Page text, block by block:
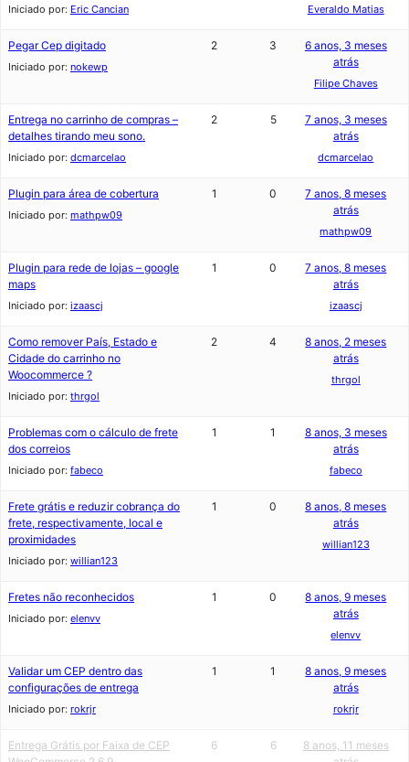
Iniciado por: Eric Cancian Everaldo Matias
Pegar Cep digitado
Iniciado por: nokewp
2 3
6 anos, 3 meses
atrás
Filipe Chaves
Entrega no carrinho de compras –
detalhes tirando meu sono.
Iniciado por: dcmarcelao
2 5
7 anos, 3 meses
atrás
dcmarcelao
Plugin para área de cobertura
Iniciado por: mathpw09
1 0
7 anos, 8 meses
atrás
mathpw09
Plugin para rede de lojas – google
maps
Iniciado por: izaascj
1 0
7 anos, 8 meses
atrás
izaascj
Como remover País, Estado e
Cidade do carrinho no
Woocommerce ?
Iniciado por: thrgol
2 4
8 anos, 2 meses
atrás
thrgol
Problemas com o cálculo de frete
dos correios
Iniciado por: fabeco
1 1
8 anos, 3 meses
atrás
fabeco
Frete grátis e reduzir cobrança do
frete, respectivamente, local e
proximidades
Iniciado por: willian123
1 0
8 anos, 8 meses
atrás
willian123
Fretes não reconhecidos
Iniciado por: elenvv
1 0
8 anos, 9 meses
atrás
elenvv
Validar um CEP dentro das
configurações de entrega
Iniciado por: rokrjr
1 1
8 anos, 9 meses
atrás
rokrjr
Entrega Grátis por Faixa de CEP
6 6
8 anos, 11 meses